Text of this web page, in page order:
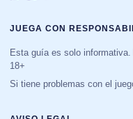
JUEGA CON
Esta guía es solo
18+
Si tiene problemas con el